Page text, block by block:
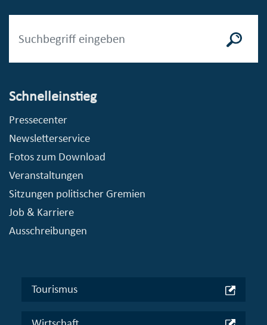
Schnelleinstieg
Pressecenter
Newsletterservice
Fotos zum Download
Veranstaltungen
Sitzungen politischer Gremien
Job & Karriere
Ausschreibungen
Tourismus